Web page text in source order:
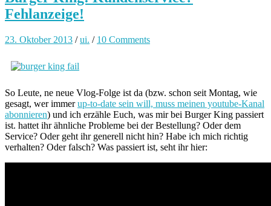
Fehlanzeige!
23. Oktober 2013 /ui. / 10 Comments
So Leute, ne neue Vlog-Folge ist da (bzw. schon seit Montag, wie
gesagt, wer immerup-to-date sein will, muss meinen youtube-Kanal
abonnieren) und ich erzähle Euch, was mir bei Burger King passiert
ist. hattet ihr ähnliche Probleme bei der Bestellung? Oder dem
Service? Oder geht ihr generell nicht hin? Habe ich mich richtig
verhalten? Oder falsch? Was passiert ist, seht ihr hier: